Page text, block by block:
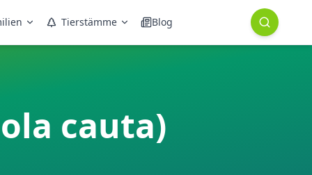
Tierstämme Blog
cauta)